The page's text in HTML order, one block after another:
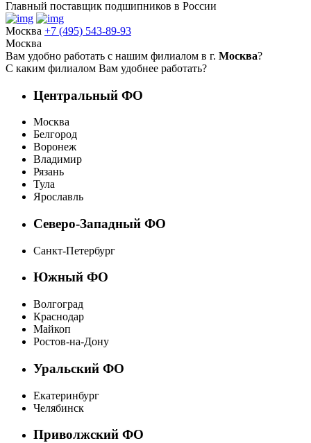
Главный поставщик подшипников в России
Москва +7 (495) 543-89-93
Москва
Вам удобно работать с нашим филиалом в г. Москва?
С каким филиалом Вам удобнее работать?
Центральный ФО
Москва
Белгород
Воронеж
Владимир
Рязань
Тула
Ярославль
Северо-Западный ФО
Санкт-Петербург
Южный ФО
Волгоград
Краснодар
Майкоп
Ростов-на-Дону
Уральский ФО
Екатеринбург
Челябинск
Приволжский ФО